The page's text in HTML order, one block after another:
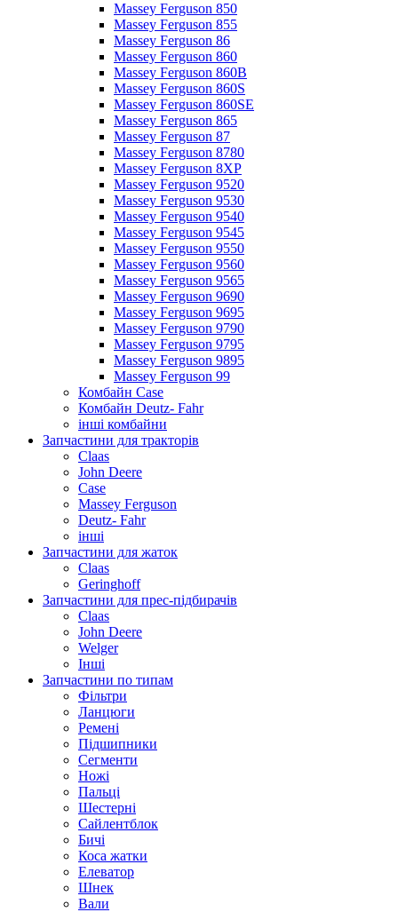
Massey Ferguson 850
Massey Ferguson 855
Massey Ferguson 86
Massey Ferguson 860
Massey Ferguson 860B
Massey Ferguson 860S
Massey Ferguson 860SE
Massey Ferguson 865
Massey Ferguson 87
Massey Ferguson 8780
Massey Ferguson 8XP
Massey Ferguson 9520
Massey Ferguson 9530
Massey Ferguson 9540
Massey Ferguson 9545
Massey Ferguson 9550
Massey Ferguson 9560
Massey Ferguson 9565
Massey Ferguson 9690
Massey Ferguson 9695
Massey Ferguson 9790
Massey Ferguson 9795
Massey Ferguson 9895
Massey Ferguson 99
Комбайн Case
Комбайн Deutz- Fahr
інші комбайни
Запчастини для тракторів
Claas
John Deere
Case
Massey Ferguson
Deutz- Fahr
інші
Запчастини для жаток
Claas
Geringhoff
Запчастини для прес-підбирачів
Claas
John Deere
Welger
Інші
Запчастини по типам
Фільтри
Ланцюги
Ремені
Підшипники
Сегменти
Ножі
Пальці
Шестерні
Сайлентблок
Бичі
Коса жатки
Елеватор
Шнек
Вали